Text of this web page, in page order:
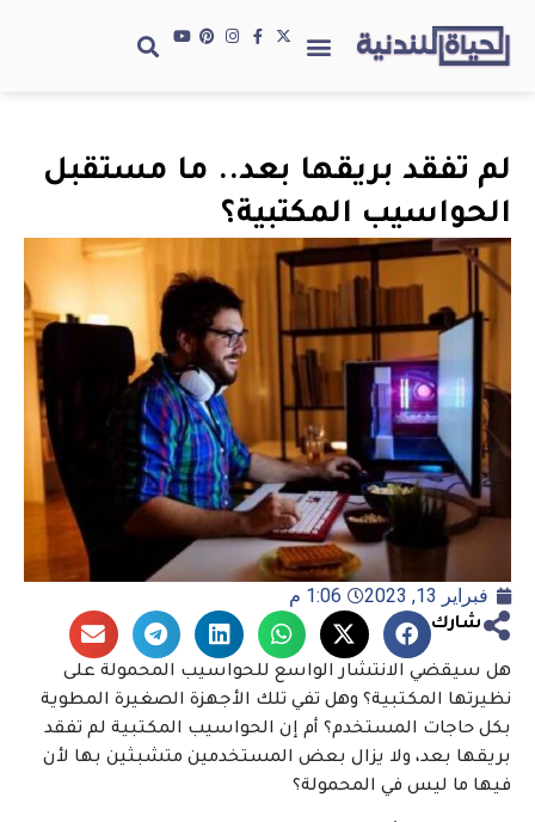
لم تفقد بريقها بعد.. ما مستقبل
الحواسيب المكتبية؟
فبراير 13, 2023 1:06 م
شارك
هل سيقضي الانتشار الواسع للحواسيب المحمولة على
نظيرتها المكتبية؟ وهل تفي تلك الأجهزة الصغيرة المطوية
بكل حاجات المستخدم؟ أم إن الحواسيب المكتبية لم تفقد
بريقها بعد، ولا يزال بعض المستخدمين متشبثين بها لأن
فيها ما ليس في المحمولة؟